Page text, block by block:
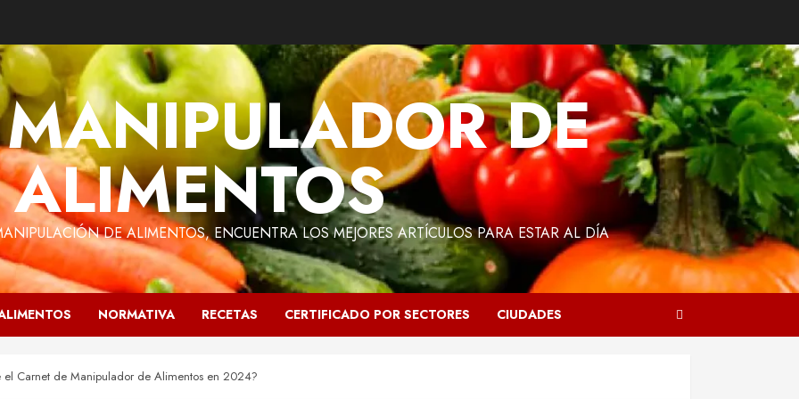
DE
ALIMENTOS
DE ALIMENTOS, ENCUENTRA LOS MEJORES ARTÍCULOS PARA ESTAR AL DÍA
NORMATIVA RECETAS CERTIFICADO POR SECTORES CIUDADES
el Carnet de Manipulador de Alimentos en 2024?